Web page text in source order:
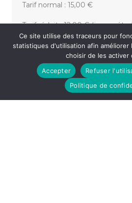
Tarif normal : 15,00 €
Tarif réduit : 12,00 € (jeune,
demandeuse d’emploi)
FORUM JOBS D’ÉTÉ
CONCERT
Ce site utilise des traceurs pour
statistiques d'utilisation afin améliorer
choisir de les activer
Accepter
Refuser
Politique de